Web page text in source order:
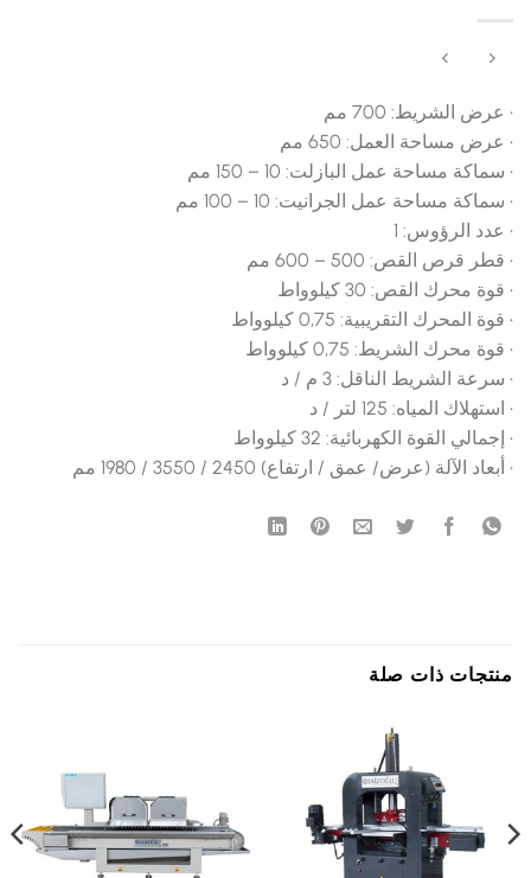
• عرض الشريط: 700 مم
• عرض مساحة العمل: 650 مم
• سماكة مساحة عمل البازلت: 10 – 150 مم
• سماكة مساحة عمل الجرانيت: 10 – 100 مم
• عدد الرؤوس: 1
• قطر قرص القص: 500 – 600 مم
• قوة محرك القص: 30 كيلوواط
• قوة المحرك التقريبية: 0,75 كيلوواط
• قوة محرك الشريط: 0,75 كيلوواط
• سرعة الشريط الناقل: 3 م / د
• استهلاك المياه: 125 لتر / د
• إجمالي القوة الكهربائية: 32 كيلوواط
• أبعاد الآلة (عرض/ عمق / ارتفاع) 2450 / 3550 / 1980 مم
منتجات ذات صلة